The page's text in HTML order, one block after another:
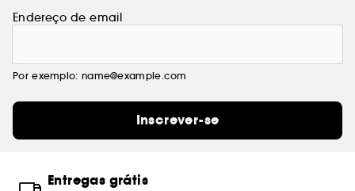
Endereço de email
Por exemplo: name@example.com
Inscrever-se
Entregas grátis